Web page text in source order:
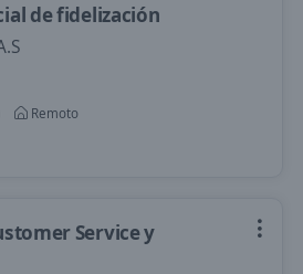
de fidelización
Remoto
Service y